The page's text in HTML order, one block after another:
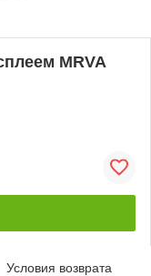
MRVA
Условия возврата